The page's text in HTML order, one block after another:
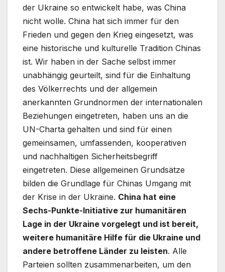
der Ukraine so entwickelt habe, was China
nicht wolle. China hat sich immer für den
Frieden und gegen den Krieg eingesetzt, was
eine historische und kulturelle Tradition Chinas
ist. Wir haben in der Sache selbst immer
unabhängig geurteilt, sind für die Einhaltung
des Völkerrechts und der allgemein
anerkannten Grundnormen der internationalen
Beziehungen eingetreten, haben uns an die
UN-Charta gehalten und sind für einen
gemeinsamen, umfassenden, kooperativen
und nachhaltigen Sicherheitsbegriff
eingetreten. Diese allgemeinen Grundsätze
bilden die Grundlage für Chinas Umgang mit
der Krise in der Ukraine. China hat eine
Sechs-Punkte-Initiative zur humanitären
Lage in der Ukraine vorgelegt und ist bereit,
weitere humanitäre Hilfe für die Ukraine und
andere betroffene Länder zu leisten. Alle
Parteien sollten zusammenarbeiten, um den